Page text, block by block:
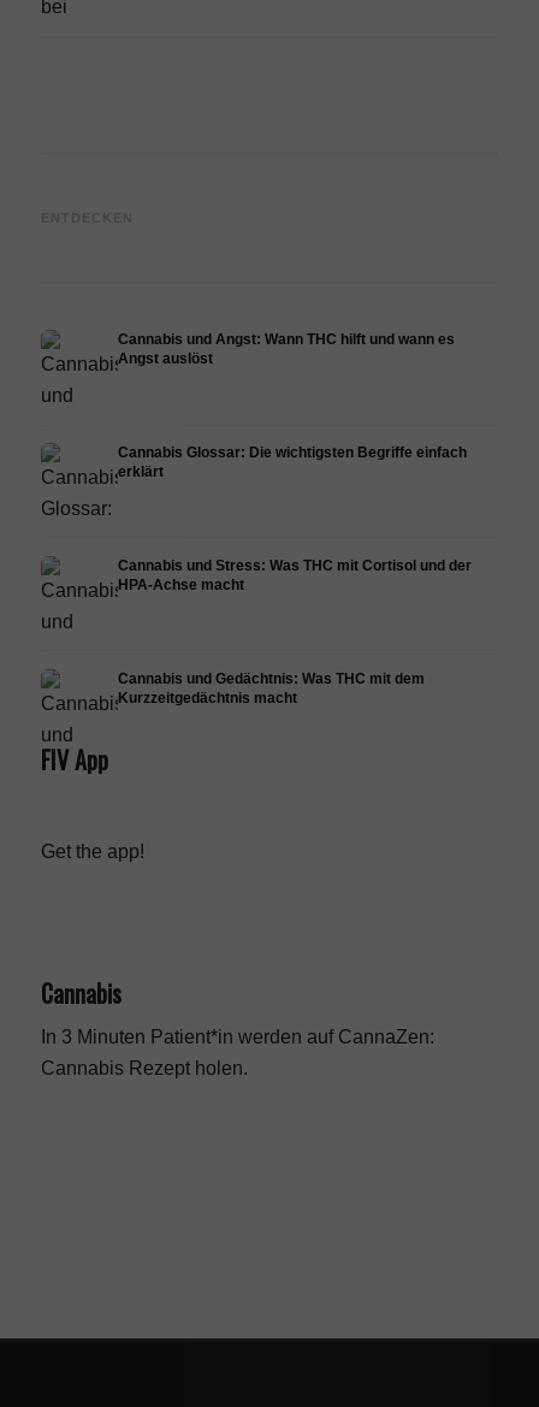
ENTDECKEN
Epidiolex und der Stand der
Cannabis und Angst: Wann THC hilft und wann es
Angst auslöst
Cannabis Glossar: Die wichtigsten Begriffe einfach
erklärt
Cannabis und Stress: Was THC mit Cortisol und der
HPA-Achse macht
Cannabis und Gedächtnis: Was THC mit dem
Kurzzeitgedächtnis macht
FIV App
Get the app!
Cannabis
In 3 Minuten Patient*in werden auf CannaZen:
Cannabis Rezeptholen.